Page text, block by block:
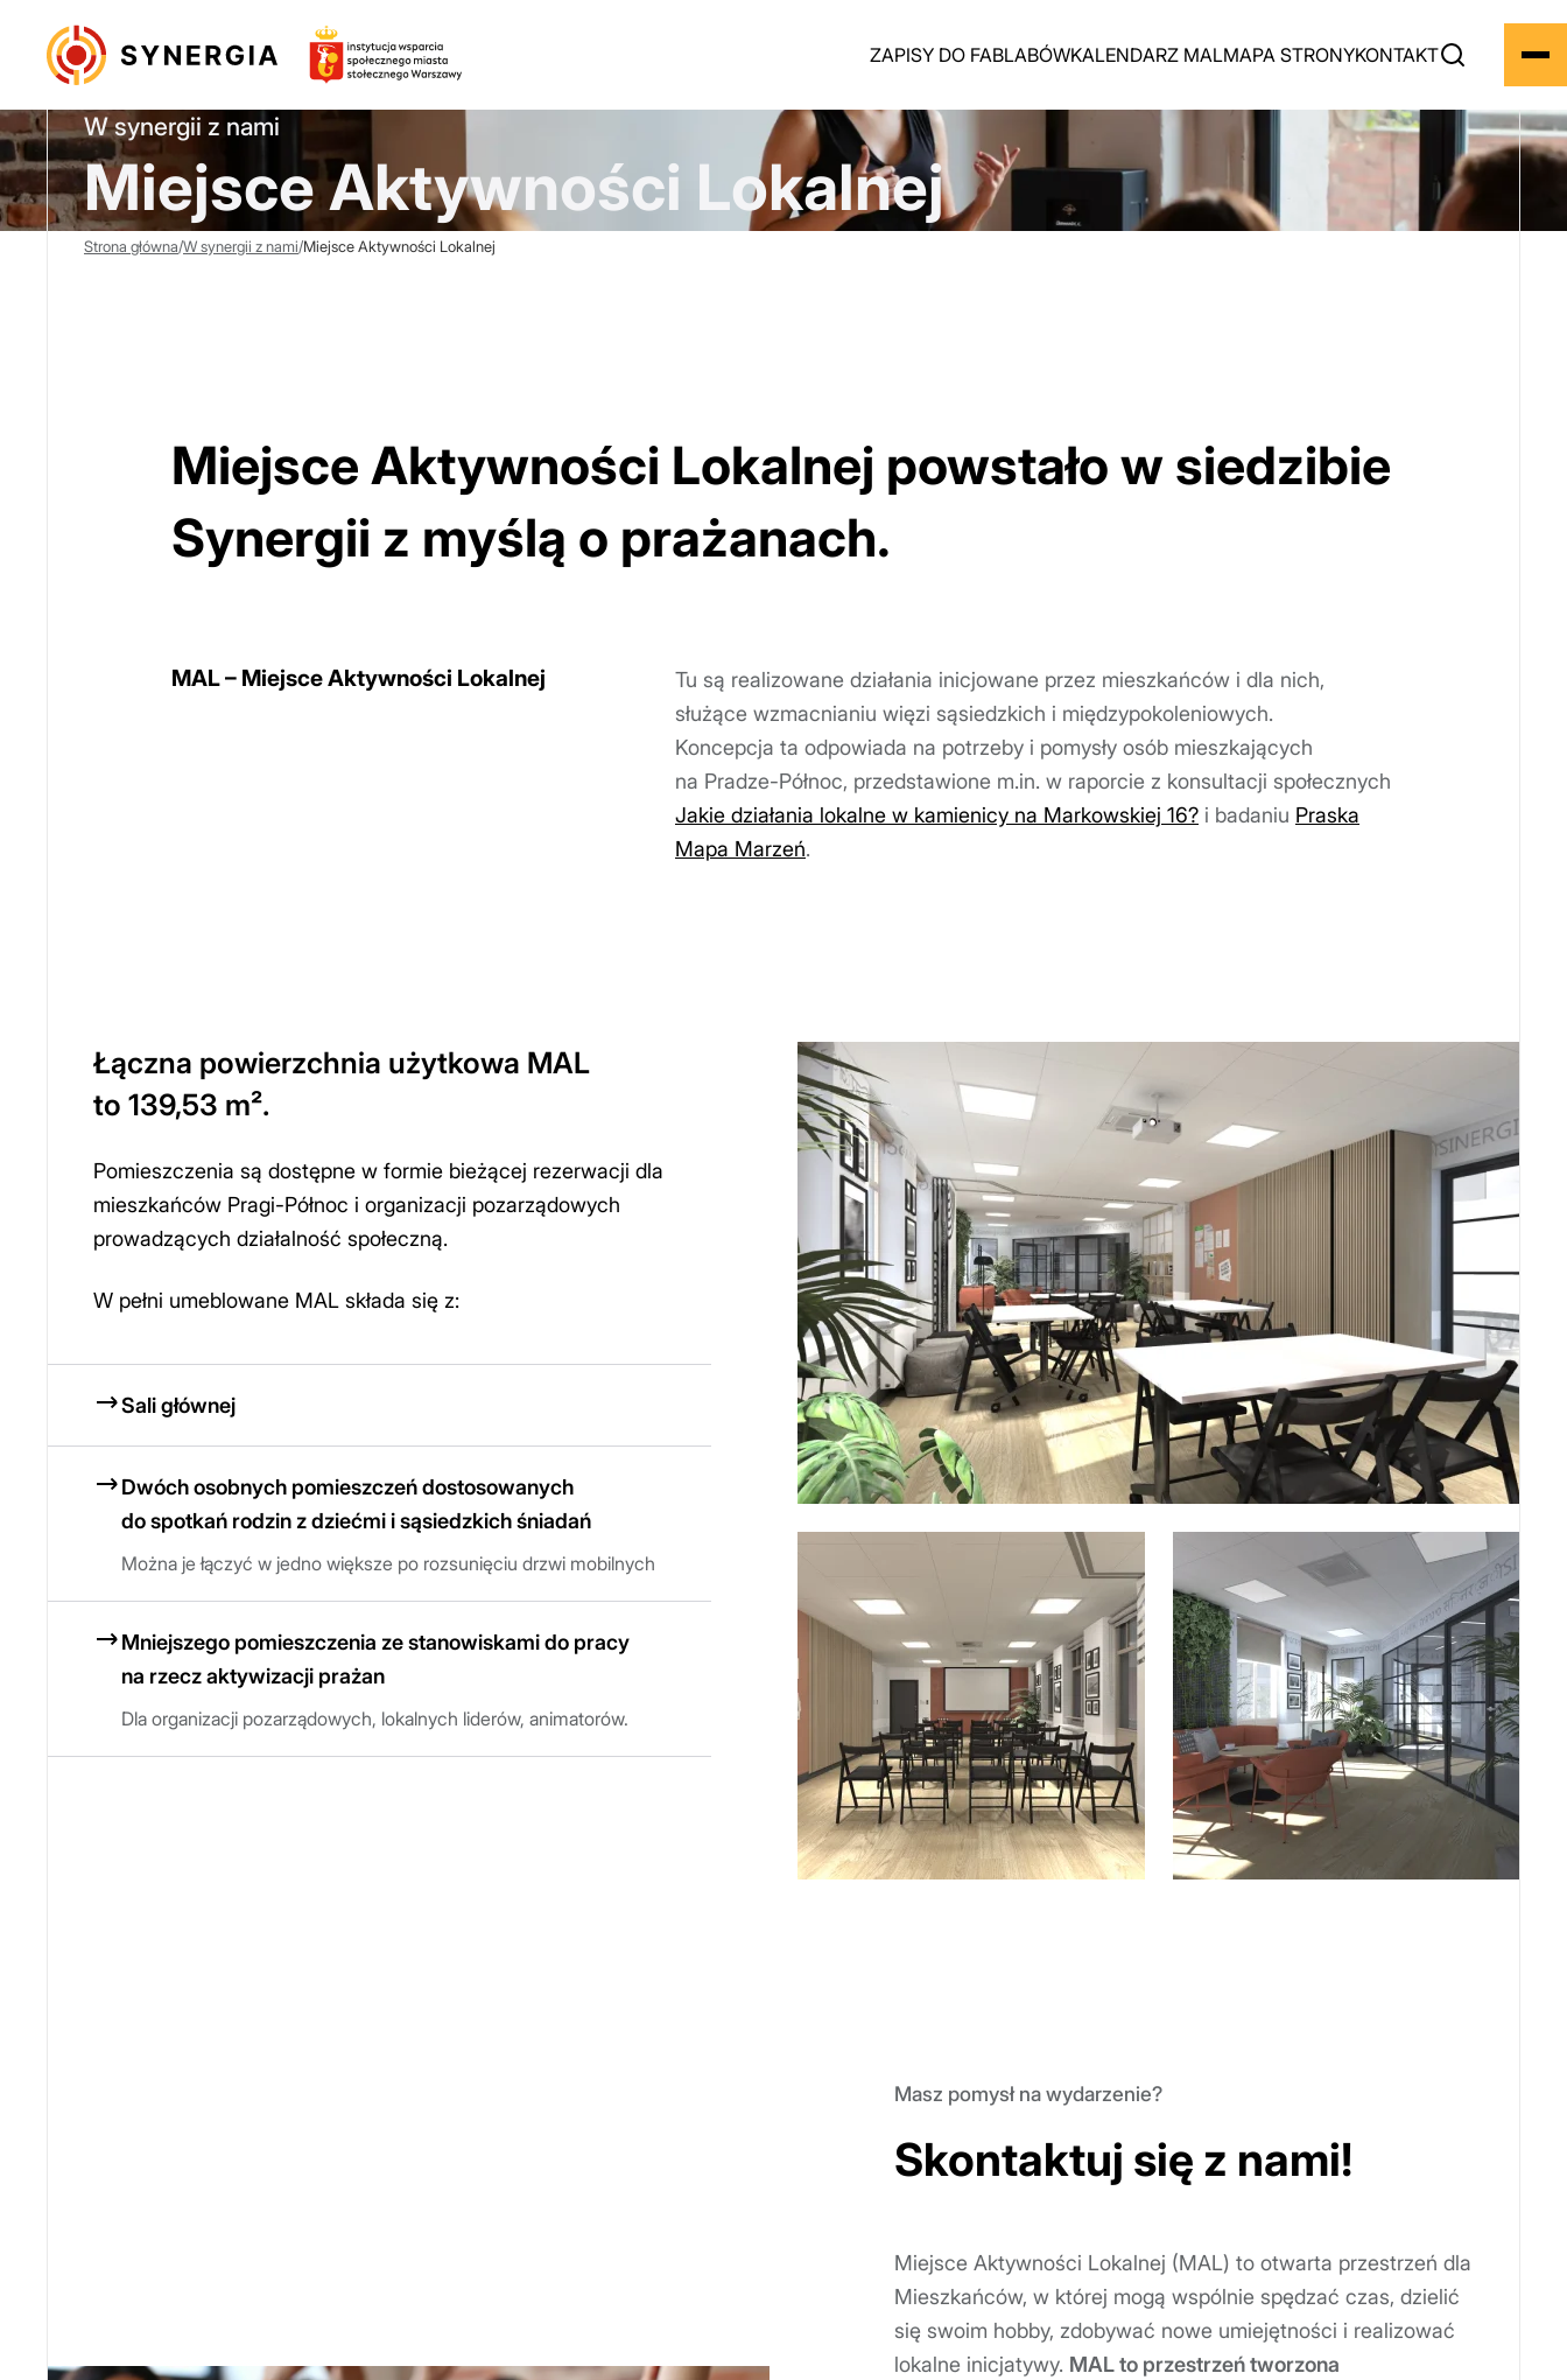
ZAPISY DO FABLABÓWKALENDARZ MALMAPA STRONYKONTAKT
W synergii z nami
Miejsce Aktywności Lokalnej
Strona główna/W synergii z nami/Miejsce Aktywności Lokalnej
Miejsce Aktywności Lokalnej powstało w siedzibie
Synergii z myślą o prażanach.
MAL – Miejsce Aktywności Lokalnej
Tu są realizowane działania inicjowane przez mieszkańców i dla nich,
służące wzmacnianiu więzi sąsiedzkich i międzypokoleniowych.
Koncepcja ta odpowiada na potrzeby i pomysły osób mieszkających
na Pradze-Północ, przedstawione m.in. w raporcie z konsultacji społecznych
Jakie działania lokalne w kamienicy na Markowskiej 16? i badaniu Praska
Mapa Marzeń.
Łączna powierzchnia użytkowa MAL
to 139,53 m².
Pomieszczenia są dostępne w formie bieżącej rezerwacji dla
mieszkańców Pragi-Północ i organizacji pozarządowych
prowadzących działalność społeczną.
W pełni umeblowane MAL składa się z:
Sali głównej
Dwóch osobnych pomieszczeń dostosowanych
do spotkań rodzin z dziećmi i sąsiedzkich śniadań
Można je łączyć w jedno większe po rozsunięciu drzwi mobilnych
Mniejszego pomieszczenia ze stanowiskami do pracy
na rzecz aktywizacji prażan
Dla organizacji pozarządowych, lokalnych liderów, animatorów.
Masz pomysł na wydarzenie?
Skontaktuj się z nami!
Miejsce Aktywności Lokalnej (MAL) to otwarta przestrzeń dla
Mieszkańców, w której mogą wspólnie spędzać czas, dzielić
się swoim hobby, zdobywać nowe umiejętności i realizować
lokalne inicjatywy. MAL to przestrzeń tworzona